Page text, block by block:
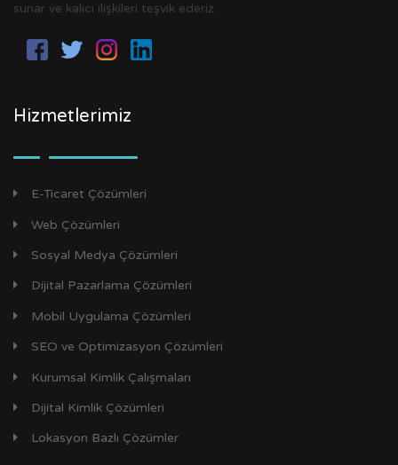
sunar ve kalıcı ilişkileri teşvik ederiz.
Hizmetlerimiz
E-Ticaret Çözümleri
Web Çözümleri
Sosyal Medya Çözümleri
Dijital Pazarlama Çözümleri
Mobil Uygulama Çözümleri
SEO ve Optimizasyon Çözümleri
Kurumsal Kimlik Çalışmaları
Dijital Kimlik Çözümleri
Lokasyon Bazlı Çözümler